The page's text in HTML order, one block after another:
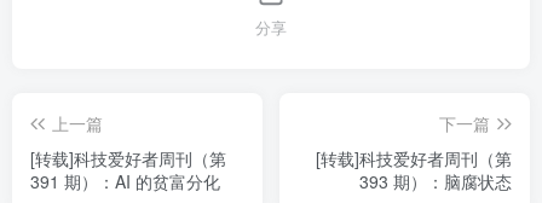
分享
上一篇
[转载]科技爱好者周刊（第
391 期）：AI 的贫富分化
下一篇
[转载]科技爱好者周刊（第
393 期）：脑腐状态